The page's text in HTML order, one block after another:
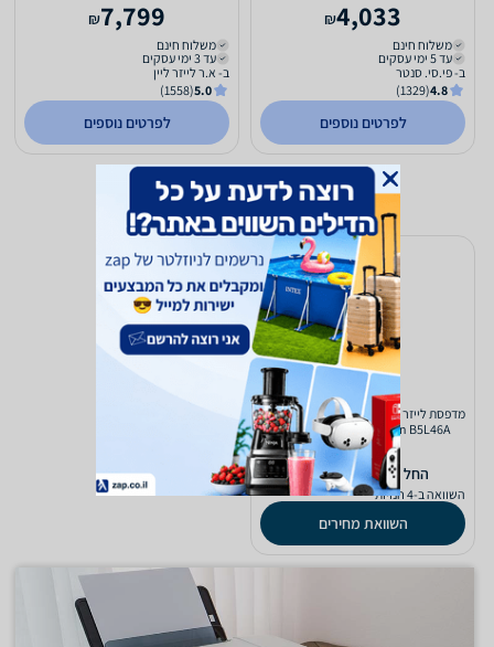
4,033
₪
משלוח חינם
עד 5 ימי עסקים
ב- פי.סי. סנטר
4.8
(1329)
לפרטים נוספים
7,799
₪
משלוח חינם
עד 3 ימי עסקים
ב- א.ר לייזר ליין
5.0
(1558)
לפרטים נוספים
‏מדפסת לייזר ‏משולבת HP Color LaserJet
Enterprise MFP M577dn B5L46A
‫החל מ-12,300
השוואה ב-4 חנויות
השוואת מחירים